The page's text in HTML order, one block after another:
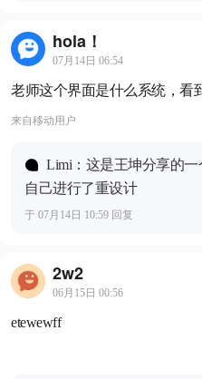
hola！
07月14日 06:54
老师这个界面是什么系统，看
来自移动用户
Limi：这是王坤分享的
自己进行了重设计
于 07月14日 10:59 回复
2w2
06月15日 00:56
etewewff